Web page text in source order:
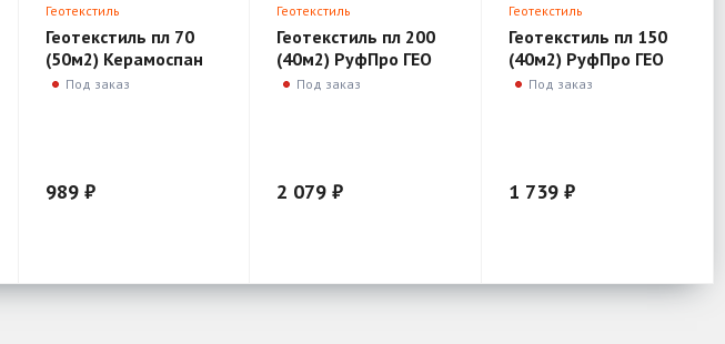
Геотекстиль
Геотекстиль пл 70
(50м2) Керамоспан
Под заказ
989 ₽
Геотекстиль
Геотекстиль пл 200
(40м2) РуфПро ГЕО
Под заказ
2 079 ₽
Геотекстиль
Геотекстиль пл 150
(40м2) РуфПро ГЕО
Под заказ
1 739 ₽